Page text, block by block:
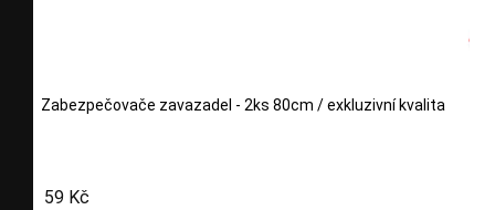
Zabezpečovače zavazadel - 2ks 80cm / exkluzivní kvalita
59 Kč